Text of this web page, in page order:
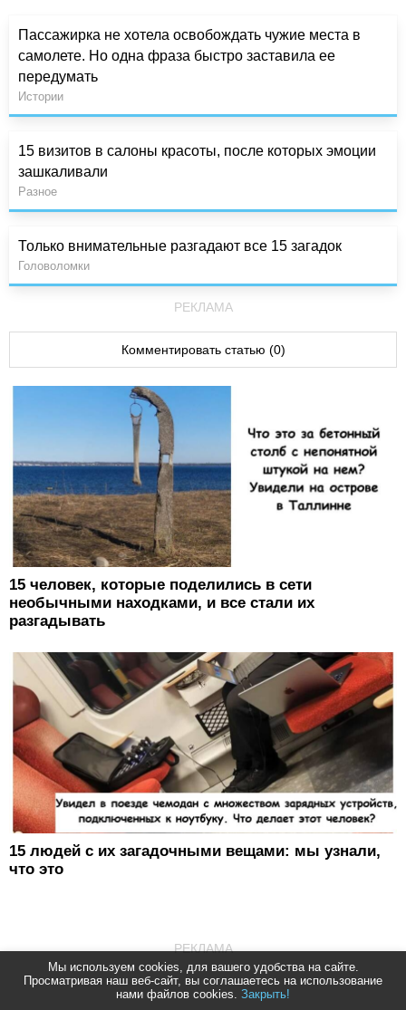
Мы используем cookies, для вашего удобства на сайте.
Просматривая наш веб-сайт, вы соглашаетесь на использование
нами файлов cookies. Закрыть!
Пассажирка не хотела освобождать чужие места в
самолете. Но одна фраза быстро заставила ее
передумать
Истории
15 визитов в салоны красоты, после которых эмоции
зашкаливали
Разное
Только внимательные разгадают все 15 загадок
Головоломки
РЕКЛАМА
Комментировать статью (0)
15 человек, которые поделились в сети
необычными находками, и все стали их
разгадывать
15 людей с их загадочными вещами: мы узнали,
что это
РЕКЛАМА